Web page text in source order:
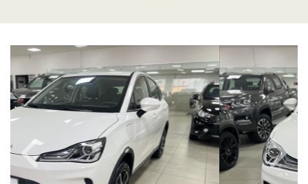
Previous Next